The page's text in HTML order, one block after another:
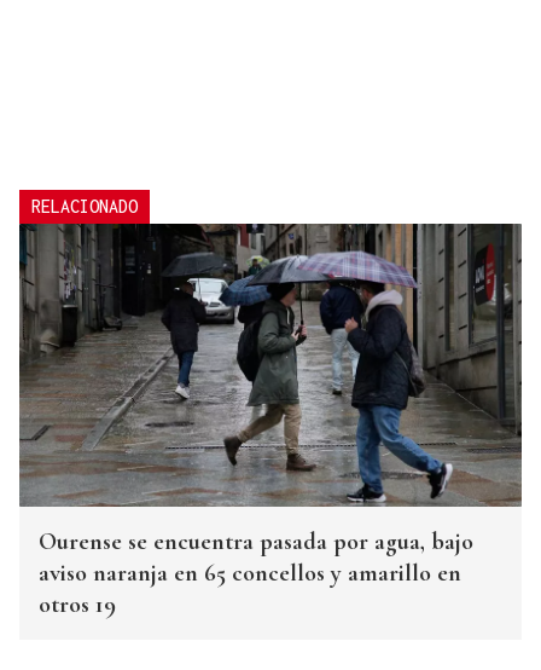
RELACIONADO
Ourense se encuentra pasada por agua, bajo
aviso naranja en 65 concellos y amarillo en
otros 19